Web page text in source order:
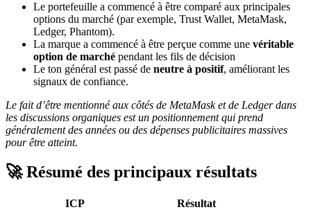
Le portefeuille a commencé à être comparé aux principales
options du marché (par exemple, Trust Wallet, MetaMask,
Ledger, Phantom).
La marque a commencé à être perçue comme une véritable
option de marché pendant les fils de décision
Le ton général est passé de neutre à positif, améliorant les
signaux de confiance.
Le fait d’être mentionné aux côtés de MetaMask et de Ledger dans
les discussions organiques est un positionnement qui prend
généralement des années ou des dépenses publicitaires massives
pour être atteint.
🚀 Résumé des principaux résultats
ICP
Résultat